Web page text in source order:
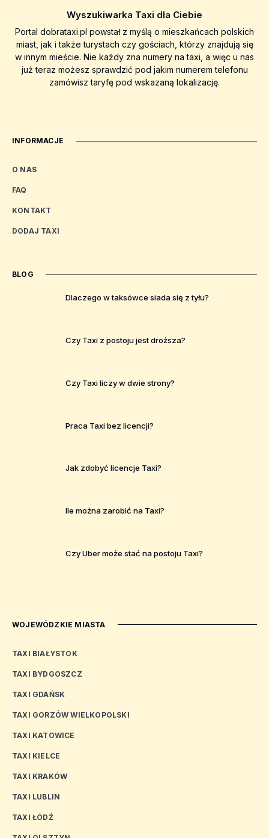
Wyszukiwarka Taxi dla Ciebie
Portal dobrataxi.pl powstał z myślą o mieszkańcach polskich
miast, jak i także turystach czy gościach, którzy znajdują się
w innym mieście. Nie każdy zna numery na taxi, a więc u nas
już teraz możesz sprawdzić pod jakim numerem telefonu
zamówisz taryfę pod wskazaną lokalizację.
INFORMACJE
O NAS
FAQ
KONTAKT
DODAJ TAXI
BLOG
Dlaczego w taksówce siada się z tyłu?
Czy Taxi z postoju jest droższa?
Czy Taxi liczy w dwie strony?
Praca Taxi bez licencji?
Jak zdobyć licencje Taxi?
Ile można zarobić na Taxi?
Czy Uber może stać na postoju Taxi?
WOJEWÓDZKIE MIASTA
TAXI BIAŁYSTOK
TAXI BYDGOSZCZ
TAXI GDAŃSK
TAXI GORZÓW WIELKOPOLSKI
TAXI KATOWICE
TAXI KIELCE
TAXI KRAKÓW
TAXI LUBLIN
TAXI ŁÓDŹ